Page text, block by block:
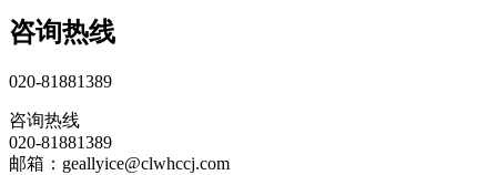
咨询热线
020-81881389
咨询热线
020-81881389
邮箱：geallyice@clwhccj.com